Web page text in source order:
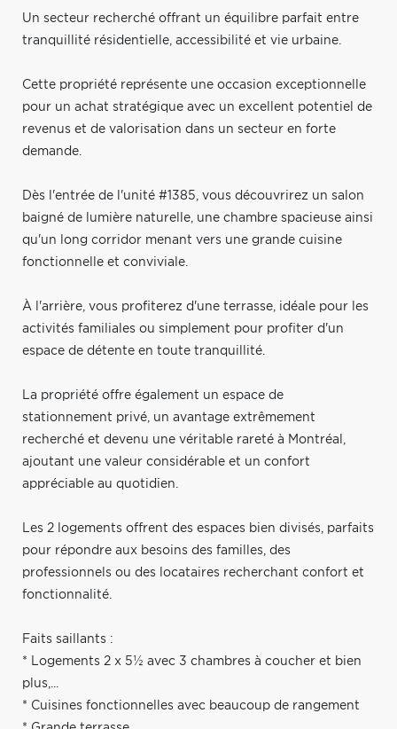
Un secteur recherché offrant un équilibre parfait entre
tranquillité résidentielle, accessibilité et vie urbaine.
Cette propriété représente une occasion exceptionnelle
pour un achat stratégique avec un excellent potentiel de
revenus et de valorisation dans un secteur en forte
demande.
Dès l'entrée de l'unité #1385, vous découvrirez un salon
baigné de lumière naturelle, une chambre spacieuse ainsi
qu'un long corridor menant vers une grande cuisine
fonctionnelle et conviviale.
À l'arrière, vous profiterez d'une terrasse, idéale pour les
activités familiales ou simplement pour profiter d'un
espace de détente en toute tranquillité.
La propriété offre également un espace de
stationnement privé, un avantage extrêmement
recherché et devenu une véritable rareté à Montréal,
ajoutant une valeur considérable et un confort
appréciable au quotidien.
Les 2 logements offrent des espaces bien divisés, parfaits
pour répondre aux besoins des familles, des
professionnels ou des locataires recherchant confort et
fonctionnalité.
Faits saillants :
* Logements 2 x 5½ avec 3 chambres à coucher et bien
plus,...
* Cuisines fonctionnelles avec beaucoup de rangement